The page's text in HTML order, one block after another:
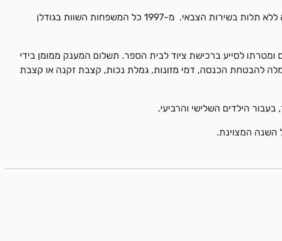
בינואר 1994 התחיל ביטול הדרגתי של קצבת יוצאי צבא והעברתה לקצבת ילדים, כך שרמת קצבות הילדים לכל המשפחות נעשתה אחידה ללא תלות בשירות הצבאי. מ-1997 כל המשפחות השוות בגודלן
לימודים ומטרתו לסייע ברכישת ציוד לבית הספר. תשלום המענק ממומן בידי
להבטחת הכנסה, דמי מזונות, גמלת נכות, קצבת זקנה או קצבת